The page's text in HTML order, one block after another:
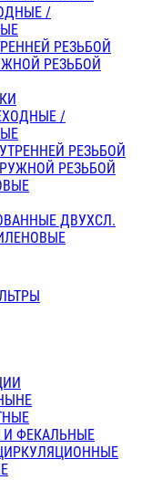
/
РЕЗЬБОЙ
РЕЗЬБОЙ
/
РЕЗЬБОЙ
РЕЗЬБОЙ
ДВУХСЛ.
ФЕКАЛЬНЫЕ